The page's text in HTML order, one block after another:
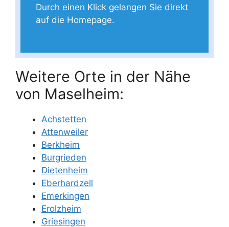
Durch einen Klick gelangen Sie direkt
auf die Homepage.
Weitere Orte in der Nähe
von Maselheim:
Achstetten
Attenweiler
Berkheim
Burgrieden
Dietenheim
Eberhardzell
Emerkingen
Erolzheim
Griesingen